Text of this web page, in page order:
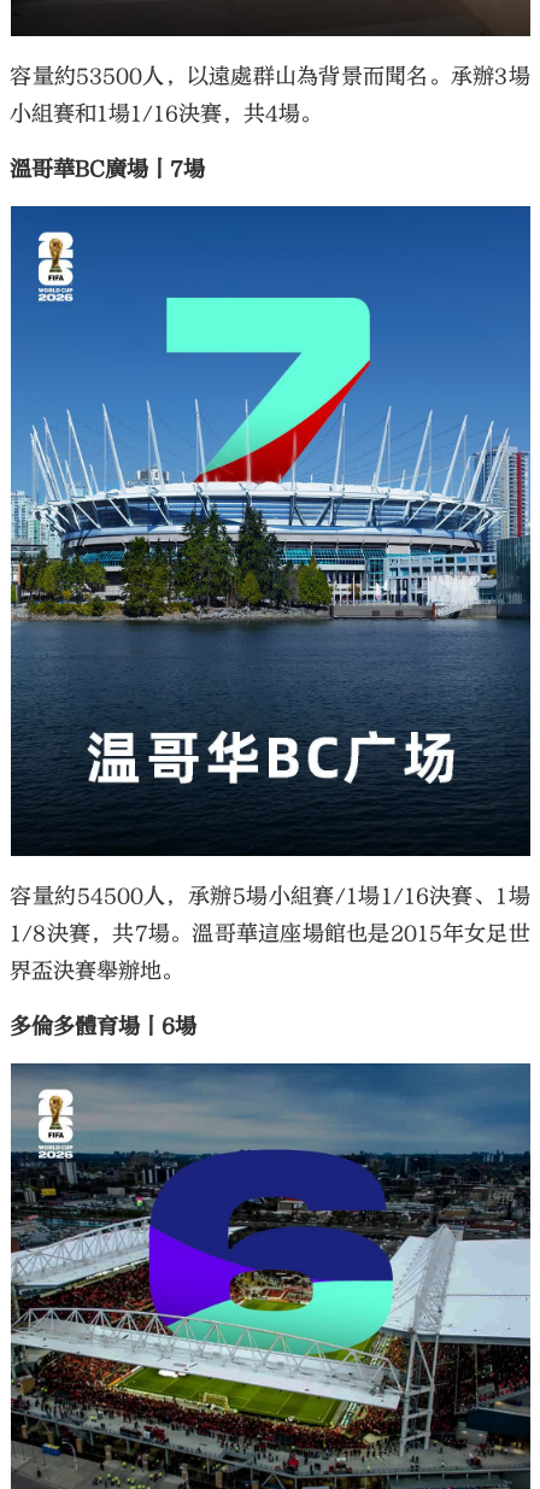
容量約53500人，以遠處群山為背景而聞名。承辦3場
小組賽和1場1/16決賽，共4場。
溫哥華BC廣場丨7場
容量約54500人，承辦5場小組賽/1場1/16決賽、1場
1/8決賽，共7場。溫哥華這座場館也是2015年女足世
界盃決賽舉辦地。
多倫多體育場丨6場